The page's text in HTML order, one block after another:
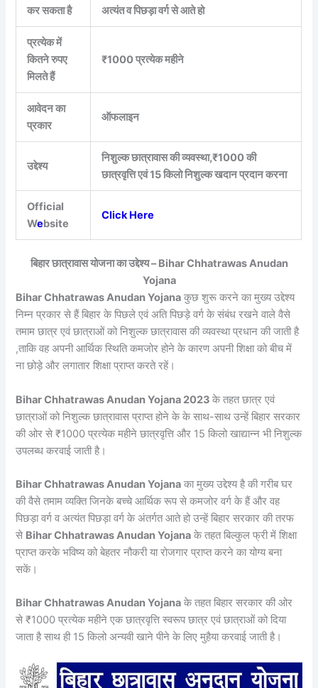
कर सकता है अत्यंत व पिछड़ा वर्ग से आते हो
प्रत्येक में
कितने रुपए
मिलते हैं
₹1000 प्रत्येक महीने
आवेदन का
प्रकार
ऑफलाइन
उद्देश्य
निशुल्क छात्रावास की व्यवस्था,₹1000 की
छात्रवृत्ति एवं 15 किलो निशुल्क खदान प्रदान करना
Official
Website
Click Here
बिहार छात्रावास योजना का उद्देश्य – Bihar Chhatrawas Anudan
Yojana
Bihar Chhatrawas Anudan Yojana कुछ शुरू करने का मुख्य उद्देश्य
निम्न प्रकार से हैं बिहार के पिछले एवं अति पिछड़े वर्ग के संबंध रखने वाले वैसे
तमाम छात्र एवं छात्राओं को निशुल्क छात्रावास की व्यवस्था प्रधान की जाती है
,ताकि वह अपनी आर्थिक स्थिति कमजोर होने के कारण अपनी शिक्षा को बीच में
ना छोड़े और लगातार शिक्षा प्राप्त करते रहें।
Bihar Chhatrawas Anudan Yojana 2023के तहत छात्र एवं
छात्राओं को निशुल्क छात्रावास प्राप्त होने के के साथ-साथ उन्हें बिहार सरकार
की ओर से ₹1000 प्रत्येक महीने छात्रवृत्ति और 15 किलो खाद्यान्न भी निशुल्क
उपलब्ध करवाई जाती है।
Bihar Chhatrawas Anudan Yojana का मुख्य उद्देश्य है की गरीब घर
की वैसे तमाम व्यक्ति जिनके बच्चे आर्थिक रूप से कमजोर वर्ग के हैं और वह
पिछड़ा वर्ग व अत्यंत पिछड़ा वर्ग के अंतर्गत आते हो उन्हें बिहार सरकार की तरफ
से Bihar Chhatrawas Anudan Yojana के तहत बिल्कुल फ्री में शिक्षा
प्राप्त करके भविष्य को बेहतर नौकरी या रोजगार प्राप्त करने का योग्य बना
सकें।
Bihar Chhatrawas Anudan Yojana के तहत बिहार सरकार की ओर
से ₹1000 प्रत्येक महीने एक छात्रवृत्ति स्वरूप छात्र एवं छात्राओं को दिया
जाता है साथ ही 15 किलो अन्यवी खाने पीने के लिए मुहैया करवाई जाती है।